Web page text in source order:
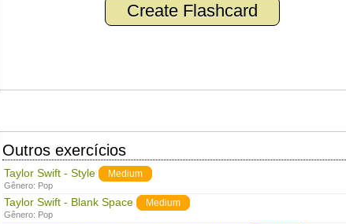
Create Flashcard
Outros exercícios
Taylor Swift - Style Medium
Gênero: Pop
Taylor Swift - Blank Space Medium
Gênero: Pop